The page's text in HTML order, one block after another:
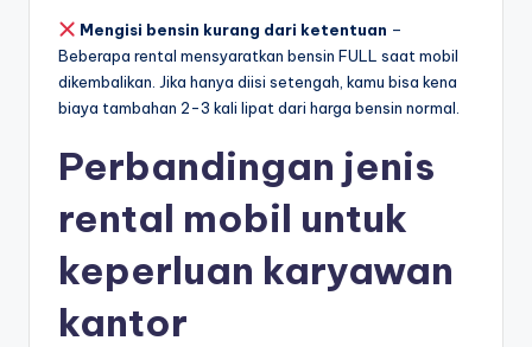
Mengisi bensin kurang dari ketentuan –
Beberapa rental mensyaratkan bensin FULL saat mobil
dikembalikan. Jika hanya diisi setengah, kamu bisa kena
biaya tambahan 2-3 kali lipat dari harga bensin normal.
Perbandingan jenis
rental mobil untuk
keperluan karyawan
kantor